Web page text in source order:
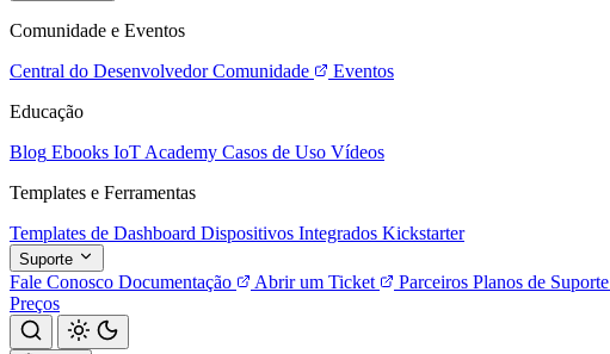
Comunidade e Eventos
Central do Desenvolvedor Comunidade
Eventos
Educação
Blog Ebooks IoT Academy Casos de Uso Vídeos
Templates e Ferramentas
Templates de Dashboard Dispositivos Integrados Kickstarter
Suporte
Fale Conosco Documentação Abrir um Ticket Parceiros Planos de Suporte
Preços